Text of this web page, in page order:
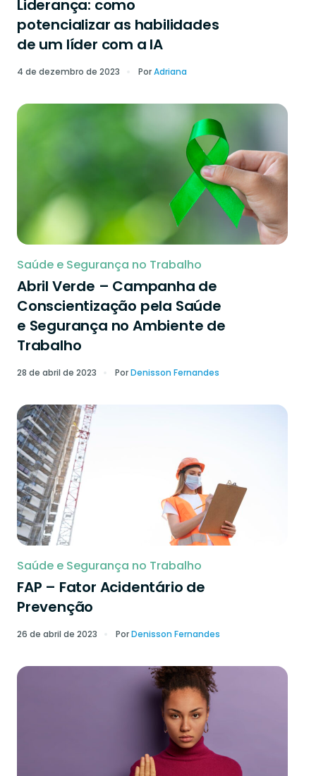
Liderança: como
potencializar as habilidades
de um líder com a IA
4 de dezembro de 2023 PorAdriana
Saúde e Segurança no Trabalho
Abril Verde – Campanha de
Conscientização pela Saúde
e Segurança no Ambiente de
Trabalho
28 de abril de 2023 PorDenisson Fernandes
Saúde e Segurança no Trabalho
FAP – Fator Acidentário de
Prevenção
26 de abril de 2023 PorDenisson Fernandes